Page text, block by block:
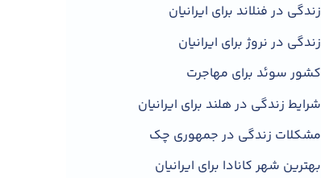
زندگی در فنلاند برای ایرانیان
زندگی در نروژ برای ایرانیان
کشور سوئد برای مهاجرت
شرایط زندگی در هلند برای ایرانیان
مشکلات زندگی در جمهوری چک
بهترین شهر کانادا برای ایرانیان